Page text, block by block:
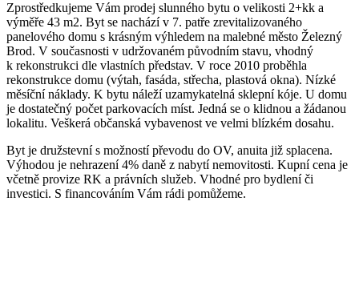
Zprostředkujeme Vám prodej slunného bytu o velikosti 2+kk a
výměře 43 m2. Byt se nachází v 7. patře zrevitalizovaného
panelového domu s krásným výhledem na malebné město Železný
Brod. V současnosti v udržovaném původním stavu, vhodný
k rekonstrukci dle vlastních představ. V roce 2010 proběhla
rekonstrukce domu (výtah, fasáda, střecha, plastová okna). Nízké
měsíční náklady. K bytu náleží uzamykatelná sklepní kóje. U domu
je dostatečný počet parkovacích míst. Jedná se o klidnou a žádanou
lokalitu. Veškerá občanská vybavenost ve velmi blízkém dosahu.
Byt je družstevní s možností převodu do OV, anuita již splacena.
Výhodou je nehrazení 4% daně z nabytí nemovitosti. Kupní cena je
včetně provize RK a právních služeb. Vhodné pro bydlení či
investici. S financováním Vám rádi pomůžeme.